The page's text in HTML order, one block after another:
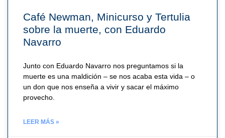
Café Newman, Minicurso y Tertulia
sobre la muerte, con Eduardo
Navarro
Junto con Eduardo Navarro nos preguntamos si la
muerte es una maldición – se nos acaba esta vida – o
un don que nos enseña a vivir y sacar el máximo
provecho.
LEER MÁS »